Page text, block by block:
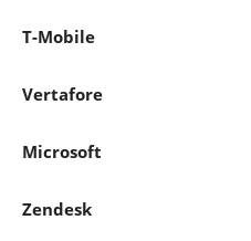
T-Mobile
Vertafore
Microsoft
Zendesk